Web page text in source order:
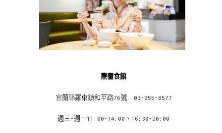
燾麘食館
宜蘭縣羅東鎮和平路76號 03-955-8577
週三-週一11:00-14:00、16:30-20:00